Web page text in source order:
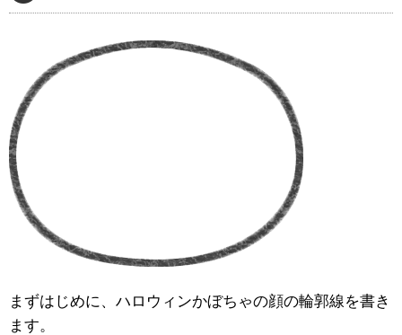
まずはじめに、ハロウィンかぼちゃの顔の輪郭線を書き
ます。